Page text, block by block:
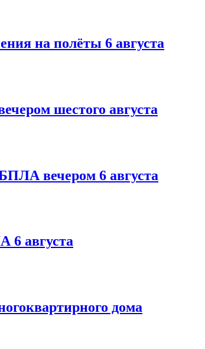
на полёты 6 августа
шестого августа
вечером 6 августа
6 августа
дома